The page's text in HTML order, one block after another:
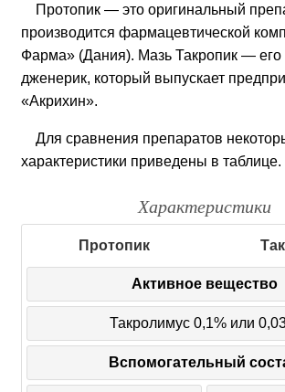
Протопик — это оригинальный
производится фармацевтической
Фарма» (Дания). Мазь Такропик — его
дженерик, который выпускает
«Акрихин».
Для сравнения препаратов
характеристики приведены в таблице.
Характеристики
Протопик
Активное вещество
Такролимус 0,1% или
Вспомогательный